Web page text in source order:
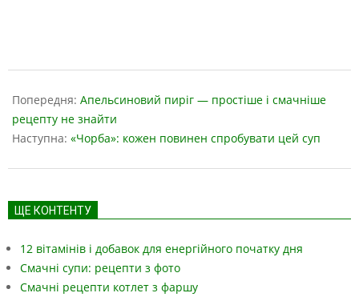
03-
28
Попередня: Апельсиновий пиріг — простіше і смачніше
рецепту не знайти
Наступна: «Чорба»: кожен повинен спробувати цей суп
ЩЕ КОНТЕНТУ
12 вітамінів і добавок для енергійного початку дня
Смачні супи: рецепти з фото
Смачні рецепти котлет з фаршу